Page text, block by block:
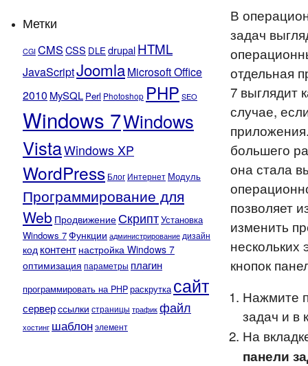
Метки
CGI CMSCSS DLE drupalHTML
JavaScriptJoomlaMicrosoft Office
2010 MySQL Perl Photoshop PHP SEO
Windows 7Windows
VistaWindows XP
WordPress Блог Интернет Модуль
Программирование для
Web Продвижение СкриптУстановка
Windows 7Функции администрирование дизайн
код контент настройка Windows 7
оптимизация параметры плагин
программировать на PHPраскрутка сайт
серверссылки страницы трафик файл
хостинг шаблонэлемент
В
задач
отдельная
7 выглядит
случае,
большего
она стала
позволяет
изменить
нескольких
кнопок
Нажмите
задач и в
На
панели